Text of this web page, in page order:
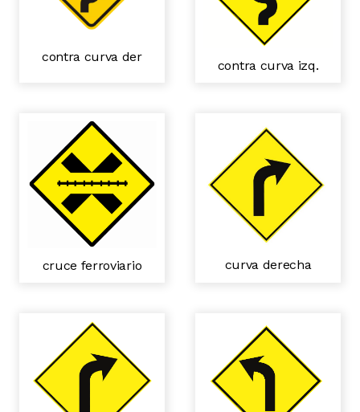
contra curva der
contra curva izq.
cruce ferroviario curva derecha